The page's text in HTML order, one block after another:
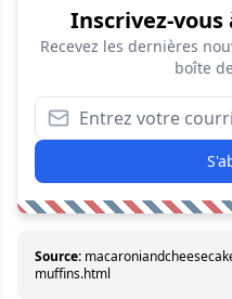
Inscrivez-
Recevez les dernières
boîte
Source:
muffins.html